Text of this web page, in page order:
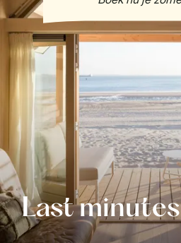
Last minutes